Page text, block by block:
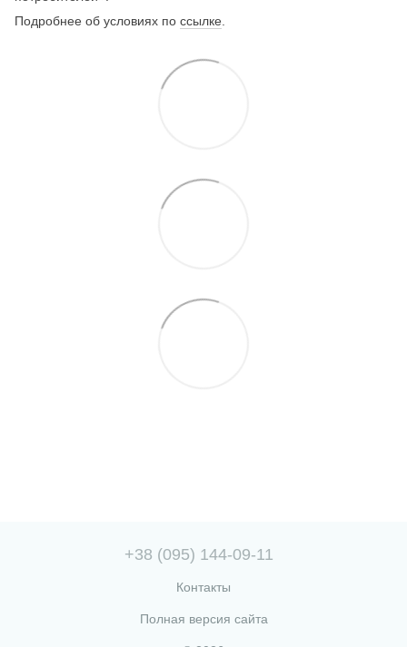
Подробнее об условиях по ссылке
+38 (095) 144-09-11
Контакты
Полная версия сайта